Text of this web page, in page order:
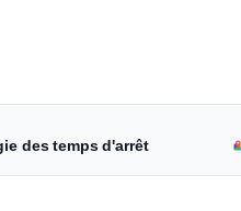
des temps d'arrêt